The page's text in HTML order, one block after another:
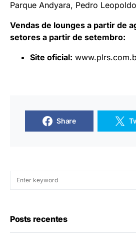
Parque Andyara, Pedro
Vendas de lounges a partir de
setores a partir de setembro:
Site oficial:
Share
Posts recentes